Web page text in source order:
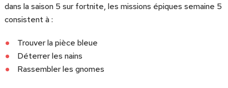
dans la saison 5 sur fortnite, les missions épiques semaine 5
consistent à :
Trouver la pièce bleue
Déterrer les nains
Rassembler les gnomes